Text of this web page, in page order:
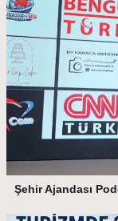
Şehir Ajandası